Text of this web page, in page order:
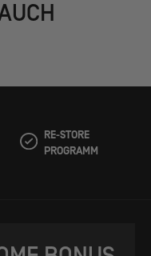
RE-STORE
PROGRAMM